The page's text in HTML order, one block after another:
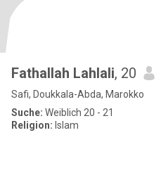
Fathallah Lahlali, 20
Safi, Doukkala-Abda, Marokko
Suche: Weiblich 20 - 21
Religion: Islam